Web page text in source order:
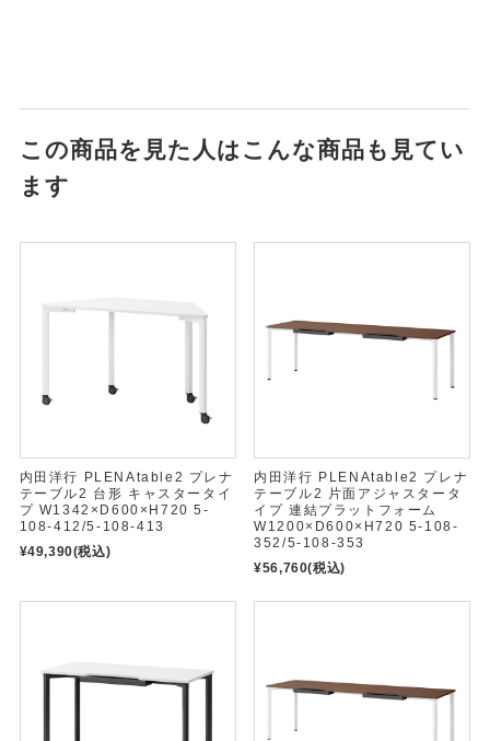
この商品を見た人はこんな商品も見てい
ます
内田洋行 PLENAtable2 プレナ
テーブル2 台形 キャスタータイ
プ W1342×D600×H720 5-
108-412/5-108-413
¥49,390(税込)
内田洋行 PLENAtable2 プレナ
テーブル2 片面アジャスタータ
イプ 連結プラットフォーム
W1200×D600×H720 5-108-
352/5-108-353
¥56,760(税込)